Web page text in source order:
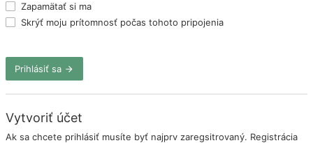
Zapamätať si ma
Skrýť moju prítomnosť počas tohoto pripojenia
Prihlásiť sa
Vytvoriť účet
Ak sa chcete prihlásiť musíte byť najprv zaregsitrovaný. Registrácia